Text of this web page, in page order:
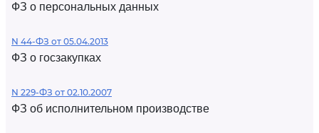
ФЗ о персональных данных
N 44-ФЗ от 05.04.2013
ФЗ о госзакупках
N 229-ФЗ от 02.10.2007
ФЗ об исполнительном производстве